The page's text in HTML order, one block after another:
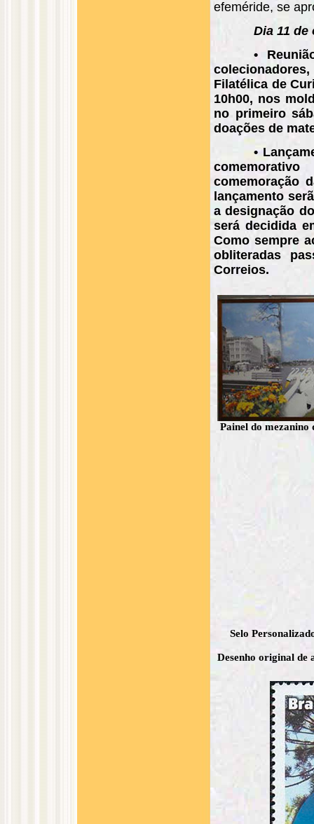
efeméride, se
Dia 11 de
•
Filatélica de
10h00, nos
no primeiro
doações de
•
comemoração
lançamento
a designação
será decidida
Como sempre
obliteradas
Correios.
Painel do
Selo
Desenho original de